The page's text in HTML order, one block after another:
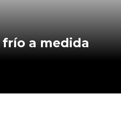
frío a medida